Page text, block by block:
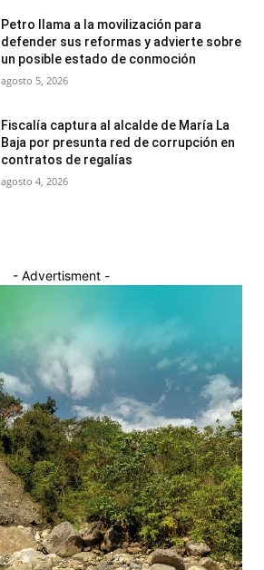
Petro llama a la movilización para
defender sus reformas y advierte sobre
un posible estado de conmoción
agosto 5, 2026
Fiscalía captura al alcalde de María La
Baja por presunta red de corrupción en
contratos de regalías
agosto 4, 2026
- Advertisment -